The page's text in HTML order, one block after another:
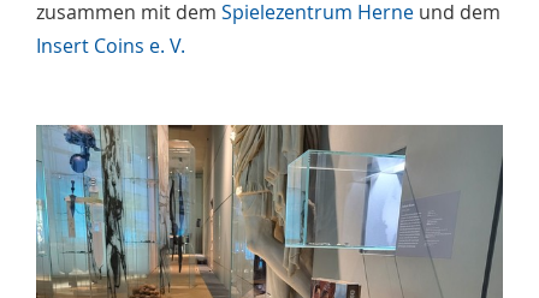
zusammen mit dem Spielezentrum Herne und dem
Insert Coins e. V.